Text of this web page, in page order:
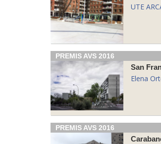
UTE
PREMIS AVS 2016
San
Elena
PREMIS AVS 2016